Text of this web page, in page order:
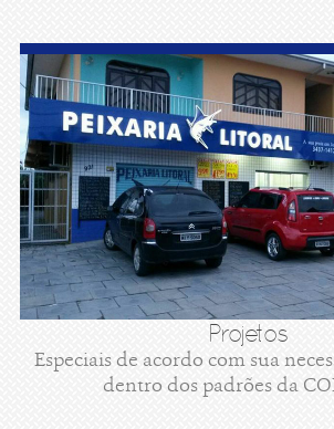
Projetos
Especiais de acordo com sua
dentro dos padrões da